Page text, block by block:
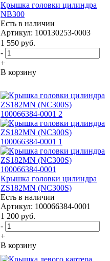
Крышка головки цилиндра
NB300
Есть в наличии
Артикул: 100130253-0003
1 550 руб.
-
+
В корзину
Крышка головки цилиндра
ZS182MN (NC300S)
Есть в наличии
Артикул: 100066384-0001
1 200 руб.
-
+
В корзину